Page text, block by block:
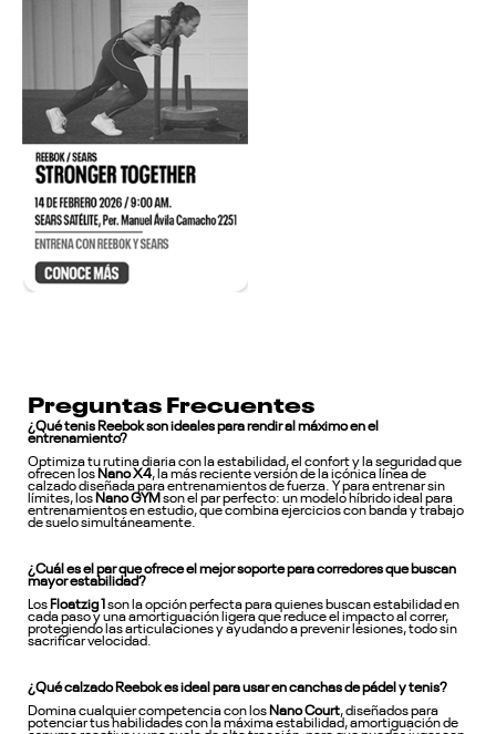
Preguntas Frecuentes
¿Qué tenis Reebok son ideales para rendir al máximo en el
entrenamiento?
Optimiza tu rutina diaria con la estabilidad, el confort y la seguridad que
ofrecen los Nano X4, la más reciente versión de la icónica línea de
calzado diseñada para entrenamientos de fuerza. Y para entrenar sin
límites, los Nano GYM son el par perfecto: un modelo híbrido ideal para
entrenamientos en estudio, que combina ejercicios con banda y trabajo
de suelo simultáneamente.
¿Cuál es el par que ofrece el mejor soporte para corredores que buscan
mayor estabilidad?
Los Floatzig 1 son la opción perfecta para quienes buscan estabilidad en
cada paso y una amortiguación ligera que reduce el impacto al correr,
protegiendo las articulaciones y ayudando a prevenir lesiones, todo sin
sacrificar velocidad.
¿Qué calzado Reebok es ideal para usar en canchas de pádel y tenis?
Domina cualquier competencia con los Nano Court, diseñados para
potenciar tus habilidades con la máxima estabilidad, amortiguación de